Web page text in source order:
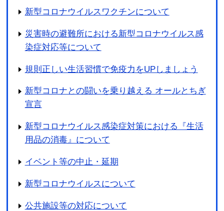
実施します！
2026年4月6日
下水道使用料改定のお知らせ
2026年1月21日
2025年8月25日
2025年7月16日
ショー」の開催について
新型コロナウイルスワクチンについて
災害時の避難所における新型コロナウイルス感
染症対応等について
規則正しい生活習慣で免疫力をUPしましょう
新型コロナとの闘いを乗り越える オールとちぎ
宣言
新型コロナウイルス感染症対策における『生活
用品の消毒』について
イベント等の中止・延期
新型コロナウイルスについて
公共施設等の対応について